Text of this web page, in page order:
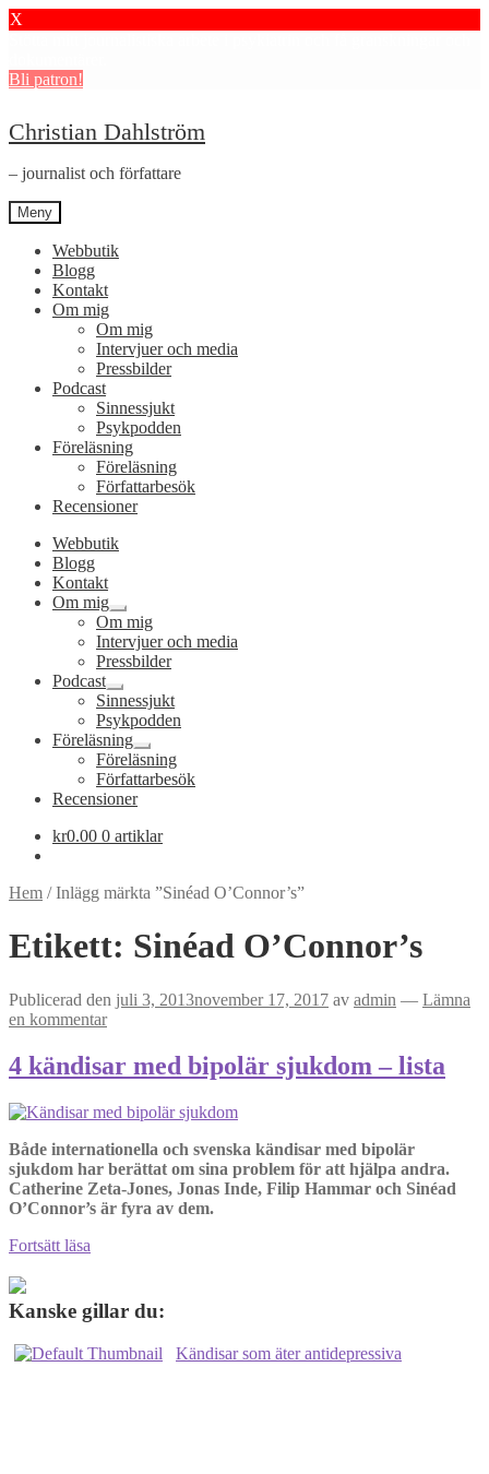
X
Bli patron!
Hoppa
till
navigering
Hoppa
till
innehåll
Christian Dahlström
– journalist och författare
Meny
Webbutik
Blogg
Kontakt
Om mig
Om mig
Intervjuer och media
Pressbilder
Podcast
Sinnessjukt
Psykpodden
Föreläsning
Föreläsning
Författarbesök
Recensioner
Webbutik
Blogg
Kontakt
Om mig
Expandera
undermeny
Om mig
Intervjuer och media
Pressbilder
Podcast
Expandera
undermeny
Sinnessjukt
Psykpodden
Föreläsning
Expandera
undermeny
Föreläsning
Författarbesök
Recensioner
kr0.00 0 artiklar
Hem /Inlägg märkta ”Sinéad O’Connor’s”
Etikett: Sinéad O’Connor’s
Publicerad den juli 3, 2013november 17, 2017 av admin — Lämna
en kommentar
4 kändisar med bipolär sjukdom – lista
Både internationella och svenska kändisar med bipolär
sjukdom har berättat om sina problem för att hjälpa andra.
Catherine Zeta-Jones, Jonas Inde, Filip Hammar och Sinéad
O’Connor’s är fyra av dem.
Fortsätt läsa
bipolär
sjukdom
lista
Kanske gillar du:
Kändisar som äter antidepressiva